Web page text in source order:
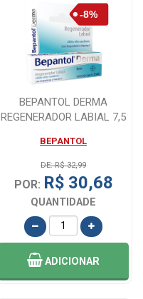
BEPANTOL DERMA
REGENERADOR LABIAL 7,5
BEPANTOL
DE: R$ 32,99
POR: R$ 30,68
QUANTIDADE
ADICIONAR